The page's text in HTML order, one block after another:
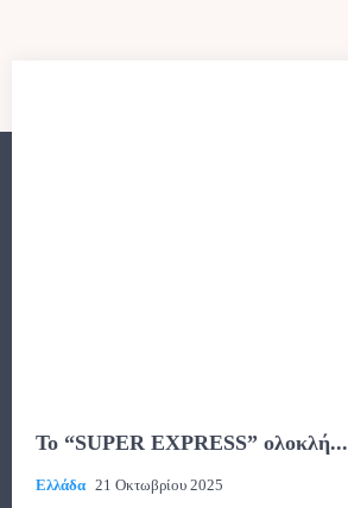
To “SUPER EXPRESS” ολοκλή...
Ελλάδα 21 Οκτωβρίου 2025